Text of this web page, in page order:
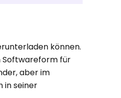
können.
Softwareform für
aber im
in seiner